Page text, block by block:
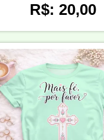
R$: 20,00